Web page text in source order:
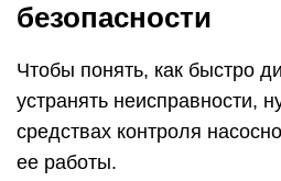
безопасности
Чтобы понять, как быстро
устранять неисправности,
средствах контроля
ее работы.